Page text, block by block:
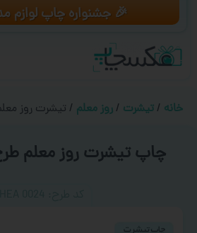
🎉 جشنواره چاپ لوازم
خانه / تیشرت / روز معلم / تیشرت روز معلم
چاپ تیشرت روز معلم طرح ‘